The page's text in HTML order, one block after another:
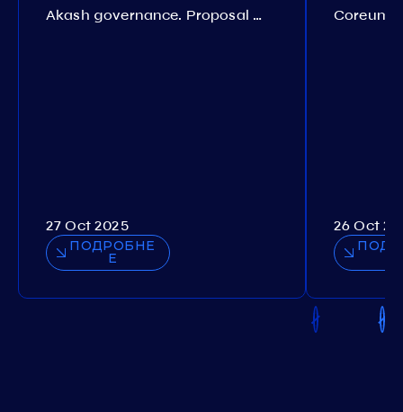
Akash governance. Proposal №308
27 Oct 2025
ПОДРОБНЕ
Е
26 Oct